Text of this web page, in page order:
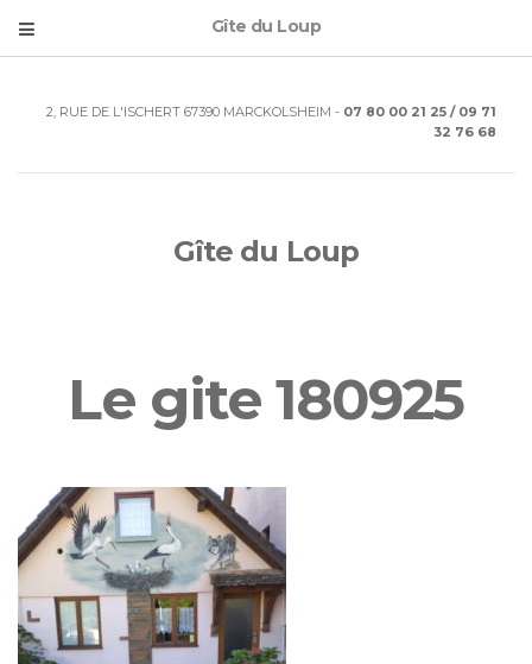
Gîte du Loup
2, RUE DE L'ISCHERT 67390 MARCKOLSHEIM - 07 80 00 21 25 / 09 71
32 76 68
Gîte du Loup
Le gite 180925